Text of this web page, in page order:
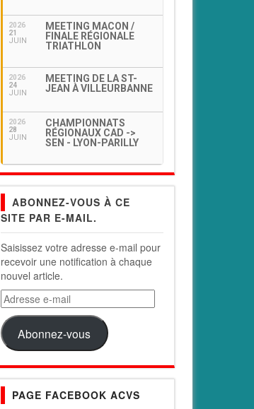
2026
21
JUIN
MEETING MACON /
FINALE RÉGIONALE
TRIATHLON
2026
24
JUIN
MEETING DE LA ST-
JEAN À VILLEURBANNE
2026
28
JUIN
CHAMPIONNATS
RÉGIONAUX CAD ->
SEN - LYON-PARILLY
ABONNEZ-VOUS À CE
SITE PAR E-MAIL.
Saisissez votre adresse e-mail pour
recevoir une notification à chaque
nouvel article.
Adresse
e-
mail
Abonnez-vous
PAGE FACEBOOK ACVS